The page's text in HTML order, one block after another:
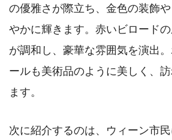
の優雅さが際立ち、金色の装飾
やかに輝きます。赤いビロード
が調和し、豪華な雰囲気を演出
ールも美術品のように美しく、
ます。
次に紹介するのは、ウィーン市